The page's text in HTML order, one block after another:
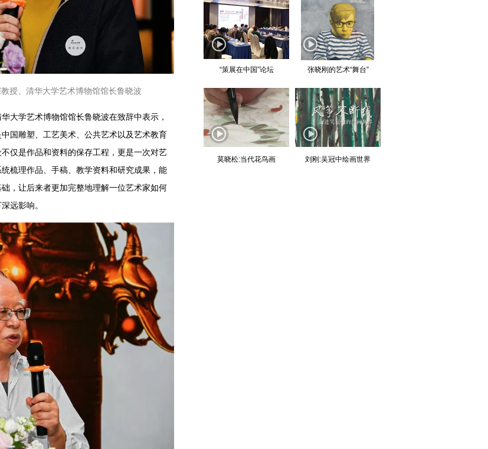
授、清华大学艺术博物馆馆长鲁晓波
大学艺术博物馆馆长鲁晓波在致辞中表示，
国雕塑、工艺美术、公共艺术以及艺术教育
仅是作品和资料的保存工程，更是一次对艺
梳理作品、手稿、教学资料和研究成果，能
，让后来者更加完整地理解一位艺术家如何
远影响。
“策展在中国”论坛 张晓刚的艺术“舞台”
莫晓松:当代花鸟画 刘刚:吴冠中绘画世界